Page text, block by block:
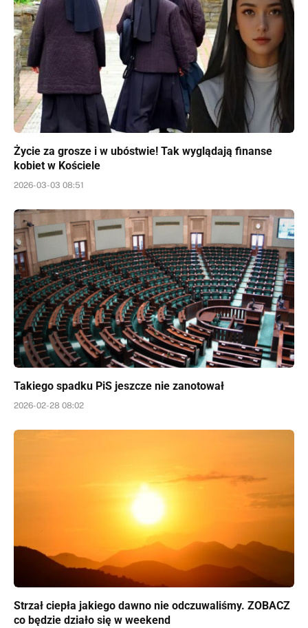
Życie za grosze i w ubóstwie! Tak wyglądają finanse
kobiet w Kościele
2026-03-03 08:51
Takiego spadku PiS jeszcze nie zanotował
2026-02-28 08:02
Strzał ciepła jakiego dawno nie odczuwaliśmy. ZOBACZ
co będzie działo się w weekend